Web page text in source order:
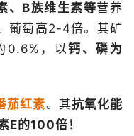
、B族维生素等营养
葡萄高2-4倍。其矿
0.6%，以钙、磷为
茄红素。其抗氧化能
E的100倍！